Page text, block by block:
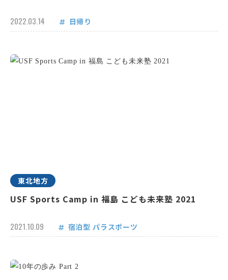
2022.03.14 日帰り
東北地方
USF Sports Camp in 福島 こども未来塾 2021
2021.10.09 宿泊型 パラスポーツ